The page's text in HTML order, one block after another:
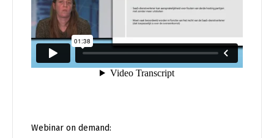
Webinar on demand: